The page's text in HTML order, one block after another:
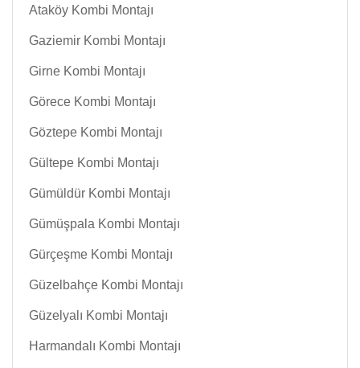
Ataköy Kombi Montajı
Gaziemir Kombi Montajı
Girne Kombi Montajı
Görece Kombi Montajı
Göztepe Kombi Montajı
Gültepe Kombi Montajı
Gümüldür Kombi Montajı
Gümüşpala Kombi Montajı
Gürçeşme Kombi Montajı
Güzelbahçe Kombi Montajı
Güzelyalı Kombi Montajı
Harmandalı Kombi Montajı